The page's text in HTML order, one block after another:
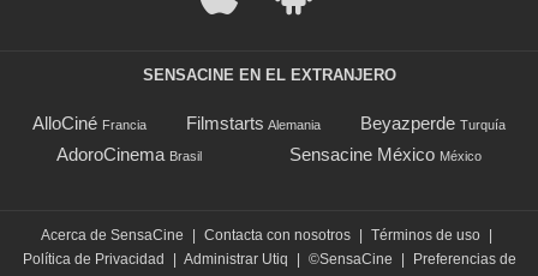
SENSACINE EN EL EXTRANJERO
AlloCiné Francia Filmstarts Alemania Beyazperde Turquía
AdoroCinema Brasil Sensacine México México
Acerca de SensaCine Contacta con nosotros Términos de uso
Política de Privacidad
Administrar Utiq ©SensaCine
Preferencias de